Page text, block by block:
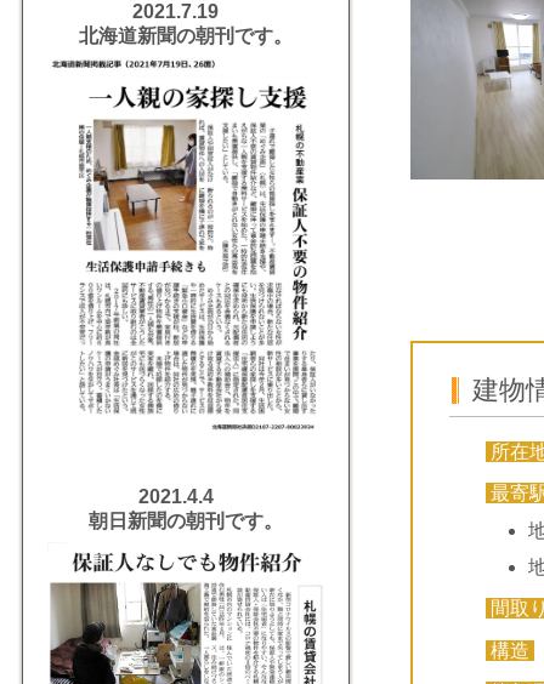
建物
所在
最寄
間取
構造
2021.7.19
北海道新聞の朝刊です。
2021.4.4
朝日新聞の朝刊です。